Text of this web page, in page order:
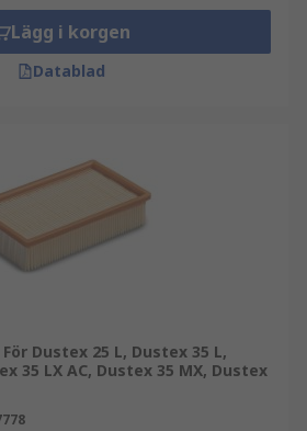
Lägg i korgen
Datablad
Dustex 25 L, Dustex 35 L,
35 LX AC, Dustex 35 MX, Dustex